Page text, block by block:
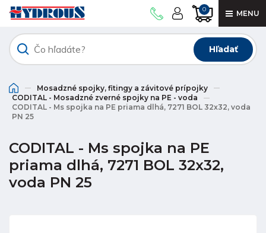
0 MENU
Hľadať
Mosadzné spojky, fitingy a závitové prípojky
CODITAL - Mosadzné zverné spojky na PE - voda
CODITAL - Ms spojka na PE priama dlhá, 7271 BOL 32x32, voda
PN 25
CODITAL - Ms spojka na PE
priama dlhá, 7271 BOL 32x32,
voda PN 25